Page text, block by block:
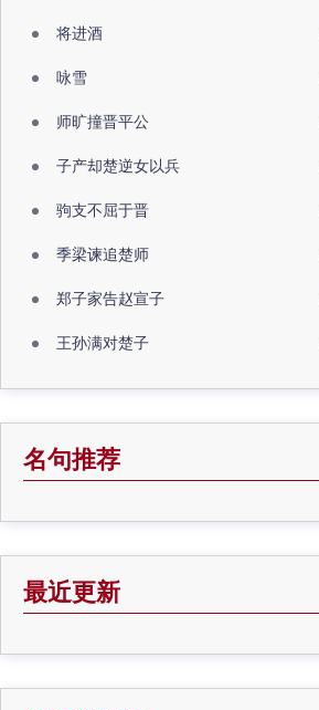
将进酒
咏雪
师旷撞晋平公
子产却楚逆女以兵
驹支不屈于晋
季梁谏追楚师
郑子家告赵宣子
王孙满对楚子
名句推荐
最近更新